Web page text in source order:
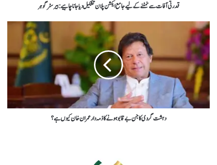
قدرتی آفات سے نمٹنے کےلیے جامع ایکشن پلان تشکیل دیا جانا چاہیے : بیرسٹر گوہر
دہشت گردی کا جن بے قابو ہونے کا ذمہ دار عمران خان کیوں ہے ؟